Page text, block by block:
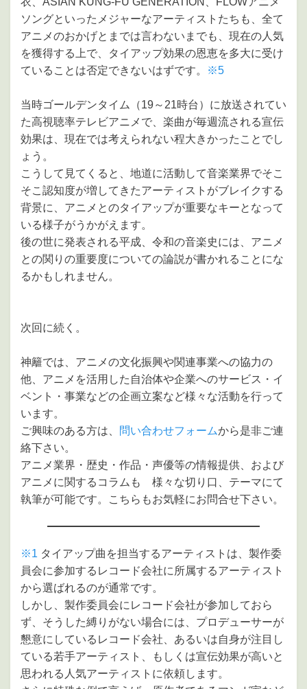
ソングといったメジャーなアーティストたちも、全て
アニメのおかげとまでは言わないまでも、現在の人気
を獲得する上で、タイアップ効果の恩恵を多大に受け
ていることは否定できないはずです。
※5
当時ゴールデンタイム（19～21時台）に放送されてい
た高視聴率テレビアニメで、楽曲が毎週流される宣伝
効果は、現在では考えられない程大きかったことでし
ょう。
こうして見てくると、地道に活動して音楽業界でそこ
そこ認知度が増してきたアーティストがブレイクする
背景に、アニメとのタイアップが重要なキーとなって
いる様子がうかがえます。
後の世に発表される平成、令和の音楽史には、アニメ
との関りの重要度についての論説が書かれることにな
るかもしれません。
次回に続く。
神籬では、アニメの文化振興や関連事業への協力の
他、アニメを活用した自治体や企業へのサービス・イ
ベント・事業などの企画立案など様々な活動を行って
います。
ご興味のある方は、
問い合わせフォームから是非ご連
絡下さい。
アニメ業界・歴史・作品・声優等の情報提供、および
アニメに関するコラムも 様々な切り口、テーマにて
執筆が可能です。こちらもお気軽にお問合せ下さい。
※1 タイアップ曲を担当するアーティストは、製作委
員会に参加するレコード会社に所属するアーティスト
から選ばれるのが通常です。
しかし、製作委員会にレコード会社が参加しておら
ず、そうした縛りがない場合には、プロデューサーが
懇意にしているレコード会社、あるいは自身が注目し
ている若手アーティスト、もしくは宣伝効果が高いと
思われる人気アーティストに依頼します。